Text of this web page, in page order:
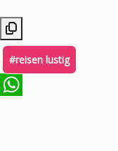
#reisen lustig